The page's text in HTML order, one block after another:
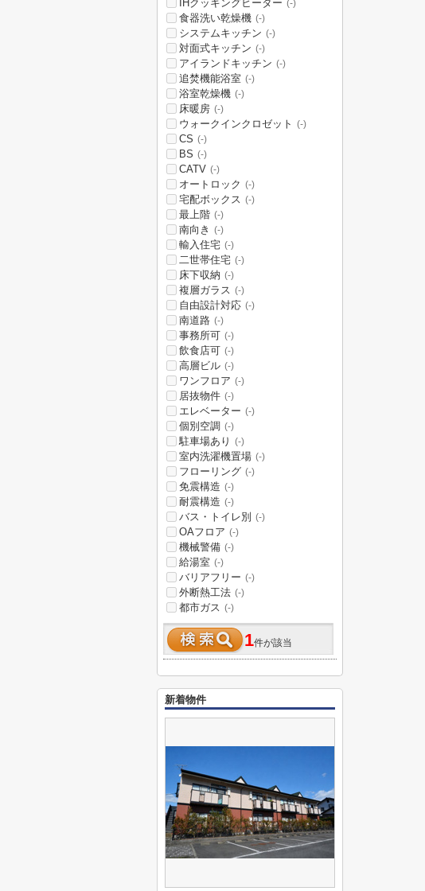
IHクッキングヒーター (-)
食器洗い乾燥機 (-)
システムキッチン (-)
対面式キッチン (-)
アイランドキッチン (-)
追焚機能浴室 (-)
浴室乾燥機 (-)
床暖房 (-)
ウォークインクロゼット (-)
CS (-)
BS (-)
CATV (-)
オートロック (-)
宅配ボックス (-)
最上階 (-)
南向き (-)
輸入住宅 (-)
二世帯住宅 (-)
床下収納 (-)
複層ガラス (-)
自由設計対応 (-)
南道路 (-)
事務所可 (-)
飲食店可 (-)
高層ビル (-)
ワンフロア (-)
居抜物件 (-)
エレベーター (-)
個別空調 (-)
駐車場あり (-)
室内洗濯機置場 (-)
フローリング (-)
免震構造 (-)
耐震構造 (-)
バス・トイレ別 (-)
OAフロア (-)
機械警備 (-)
給湯室 (-)
バリアフリー (-)
外断熱工法 (-)
都市ガス (-)
1件が該当
新着物件